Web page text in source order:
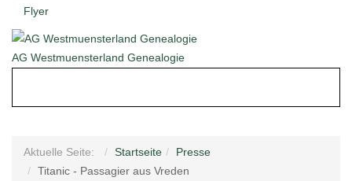
Flyer
AG Westmuensterland Genealogie
Aktuelle Seite: Startseite
Presse
Titanic - Passagier aus Vreden